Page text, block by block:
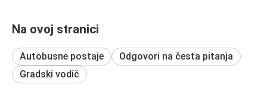
Na ovoj stranici
Autobusne postaje
Odgovori na česta pitanja
Gradski vodič